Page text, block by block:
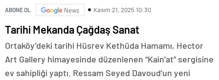
ABONE OL News Kasım 21, 2025 10:30
Tarihi Mekanda Çağdaş Sanat
Ortaköy’deki tarihi Hüsrev Kethüda Hamamı, Hector
Art Gallery himayesinde düzenlenen “Kain’at” sergisine
ev sahipliği yaptı. Ressam Seyed Davoud’un yeni